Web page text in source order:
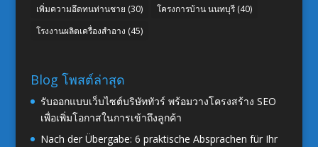
เพิ่มความอึดทนท่านชาย (30) โครงการบ้าน นนทบุรี(40)
โรงงานผลิตเครื่องสำอาง (45)
Blog โพสต์ล่าสุด
รับออกแบบเว็บไซต์บริษัททัวร์ พร้อมวางโครงสร้าง SEO
เพื่อเพิ่มโอกาสในการเข้าถึงลูกค้า
Nach der Übergabe: 6 praktische Absprachen für Ihr